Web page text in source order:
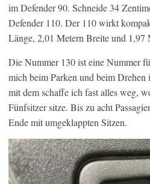
im Defender 90. Schneide 34
Defender 110. Der 110 wirkt
Länge, 2,01 Metern Breite und 1,97
Die Nummer 130 ist eine Nummer
mich beim Parken und beim
mit dem schaffe ich fast alles weg,
Fünfsitzer sitze. Bis zu acht
Ende mit umgeklappten Sitzen.